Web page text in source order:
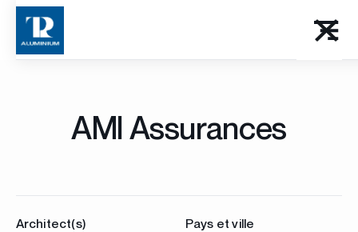
AMI Assurances
Architect(s) Pays et ville